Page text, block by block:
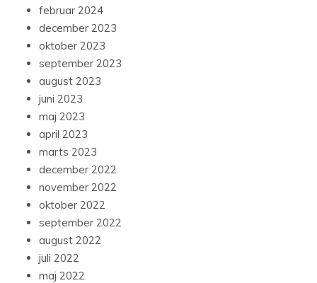
februar 2024
december 2023
oktober 2023
september 2023
august 2023
juni 2023
maj 2023
april 2023
marts 2023
december 2022
november 2022
oktober 2022
september 2022
august 2022
juli 2022
maj 2022